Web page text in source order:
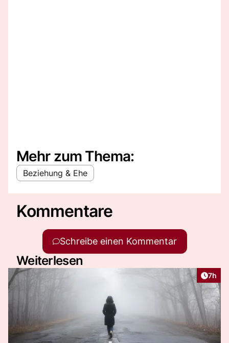
Mehr zum Thema:
Beziehung & Ehe
Kommentare
Schreibe einen Kommentar
Weiterlesen
7h